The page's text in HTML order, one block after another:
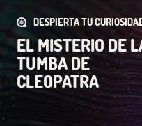
DESPIERTA TU
EL MISTERIO DE
TUMBA DE
CLEOPATRA